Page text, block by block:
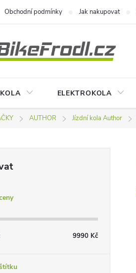
Obchodní podmínky Jak nakupovat
ELEKTROKOLA
AUTHOR Jízdní kola Author
9990 Kč